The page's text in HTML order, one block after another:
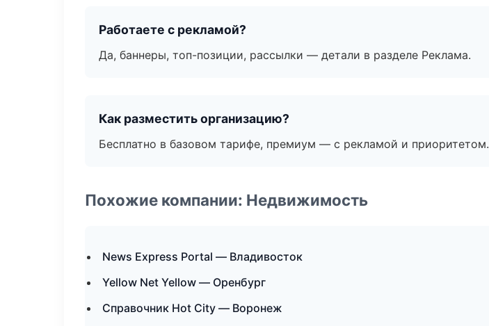
Работаете с рекламой?
Да, баннеры, топ-позиции, рассылки — детали в разделе Реклама.
Как разместить организацию?
Бесплатно в базовом тарифе, премиум — с рекламой и приоритетом.
Похожие компании: Недвижимость
News Express Portal — Владивосток
Yellow Net Yellow — Оренбург
Справочник Hot City — Воронеж